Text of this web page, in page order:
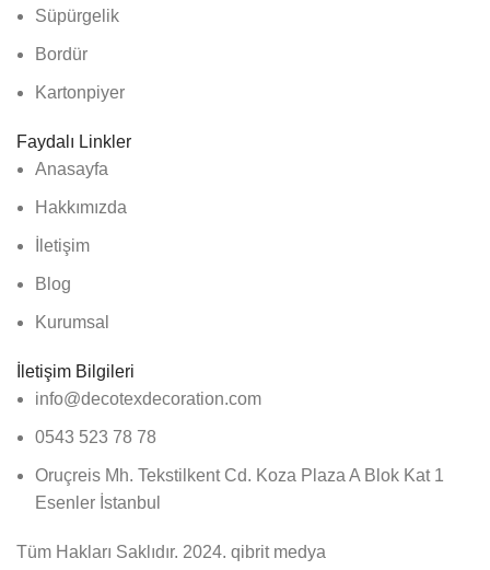
Süpürgelik
Bordür
Kartonpiyer
Faydalı Linkler
Anasayfa
Hakkımızda
İletişim
Blog
Kurumsal
İletişim Bilgileri
info@decotexdecoration.com
0543 523 78 78
Oruçreis Mh. Tekstilkent Cd. Koza Plaza A Blok Kat 1
Esenler İstanbul
Tüm Hakları Saklıdır. 2024. qibrit medya